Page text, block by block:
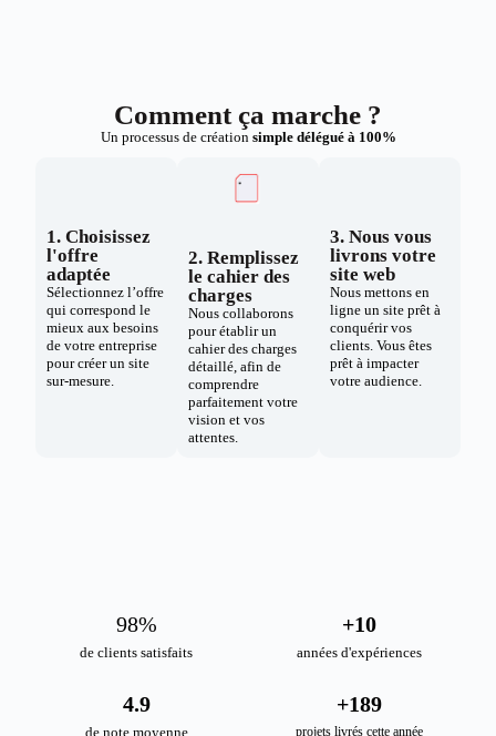
Comment ça marche ?
Un processus de création simple délégué à 100%
1. Choisissez
l'offre
adaptée
Sélectionnez l’offre
qui correspond le
mieux aux besoins
de votre entreprise
pour créer un site
sur-mesure.
2. Remplissez
le cahier des
charges
Nous collaborons
pour établir un
cahier des charges
détaillé, afin de
comprendre
parfaitement votre
vision et vos
attentes.
3. Nous vous
livrons votre
site web
Nous mettons en
ligne un site prêt à
conquérir vos
clients. Vous êtes
prêt à impacter
votre audience.
de clients satisfaits
98%
années d'expériences
+10
de note moyenne
4.9
projets livrés cette année
+189